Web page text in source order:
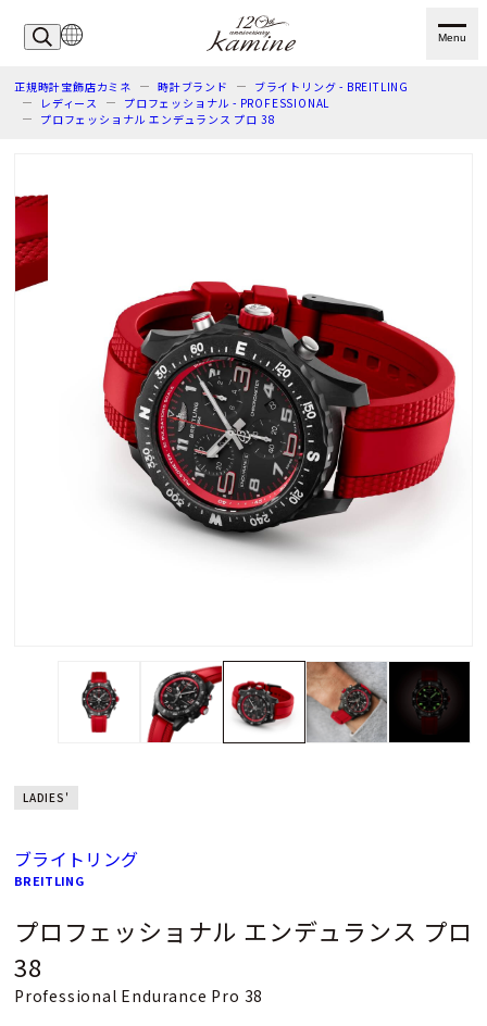
Menu
正規時計宝飾店カミネ 時計ブランド
ブライトリング - BREITLING
レディース
プロフェッショナル - PROFESSIONAL
プロフェッショナル エンデュランス プロ 38
LADIES'
ブライトリング
BREITLING
プロフェッショナル エンデュランス プロ
38
Professional Endurance Pro 38